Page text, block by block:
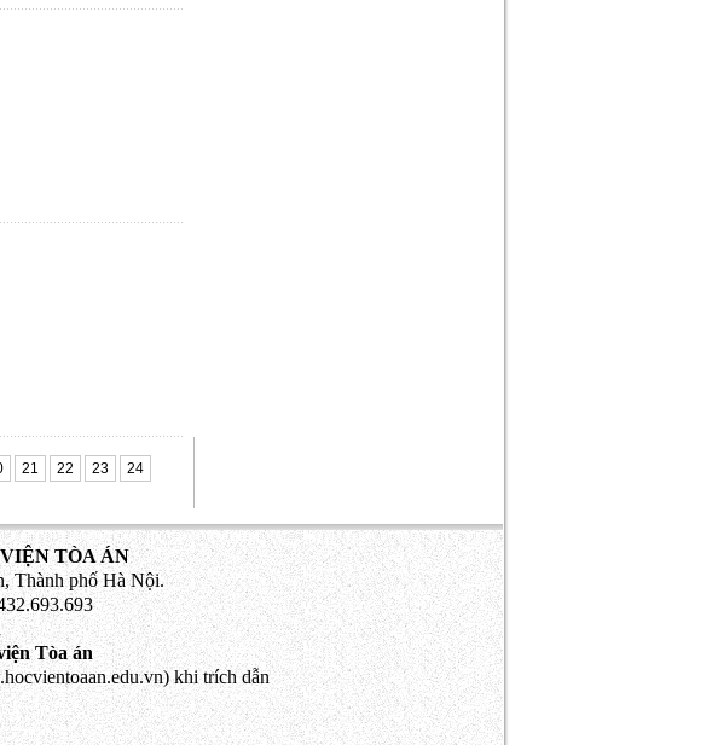
21 22 23
24
TÒA ÁN
Thành phố Hà Nội.
Tòa án
khi trích dẫn